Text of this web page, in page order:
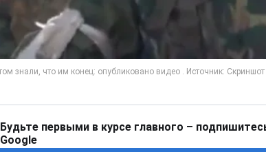
Будьте первыми в курсе главного –
Google